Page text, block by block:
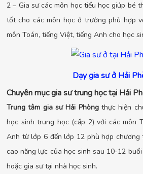
2 – Gia sư các môn học tiểu học giúp bé
tốt cho các môn học ở trường phù hợp
môn Toán, tiếng Việt, tiếng Anh cho học
Dạy gia sư ở Hải
Chuyên mục gia sư trung học tại Hải
Trung tâm gia sư Hải Phòngthực hiện
học sinh trung học (cấp 2) với các môn
Anh từ lớp 6 đến lớp 12 phù hợp
cao năng lực của học sinh sau 10-12
hoặc gia sư tại nhà học sinh.